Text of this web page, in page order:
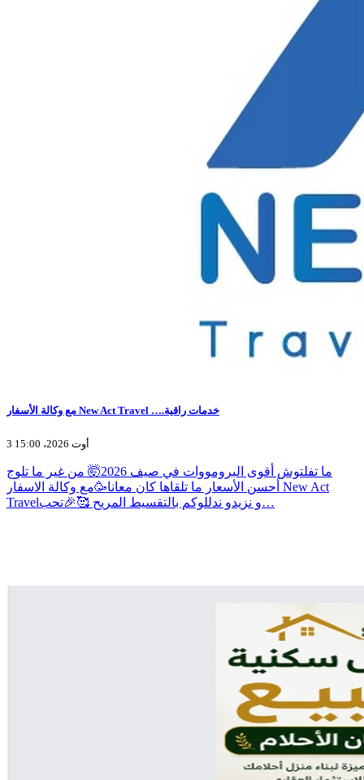
مع وكالة الأسفار New Act Travel ….خدمات راقية
3 أوت 2026، 15:00
ما تفلتوش أقوى البرومووات في صيف 2026🤯 من غير ما تلوج
أحسن الأسعار ما تلقاها كان معانا🥳مع وكالة الاسفار New Act
Travelو نزيدو ندللوكم بالتقسيط المريح 🥰🎉تحب…